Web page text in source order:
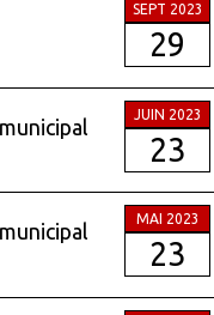
SEPT 2023
29
JUIN 2023
23
MAI 2023
23